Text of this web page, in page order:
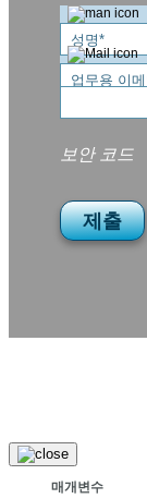
보안 코드
제출
매개변수